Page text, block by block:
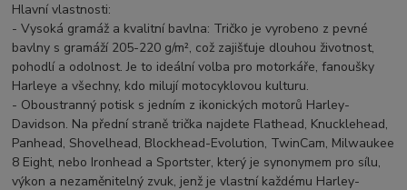
Hlavní vlastnosti:
- Vysoká gramáž a kvalitní bavlna: Tričko je vyrobeno z pevné
bavlny s gramáží 205-220 g/m², což zajišťuje dlouhou životnost,
pohodlí a odolnost. Je to ideální volba pro motorkáře, fanoušky
Harleye a všechny, kdo milují motocyklovou kulturu.
- Oboustranný potisk s jedním z ikonických motorů Harley-
Davidson. Na přední straně trička najdete Flathead, Knucklehead,
Panhead, Shovelhead, Blockhead-Evolution, TwinCam, Milwaukee
8 Eight, nebo Ironhead a Sportster, který je synonymem pro sílu,
výkon a nezaměnitelný zvuk, jenž je vlastní každému Harley-